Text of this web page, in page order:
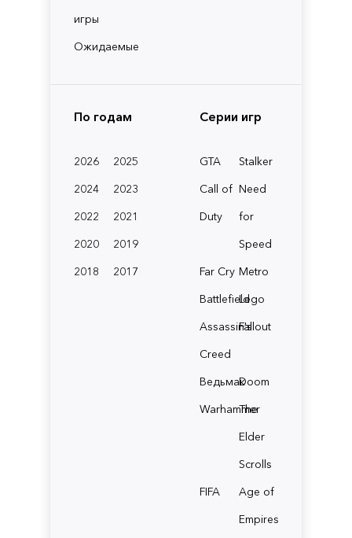
игры
Ожидаемые
По годам
2026
2025
2024
2023
2022
2021
2020
2019
2018
2017
Серии игр
GTA
Stalker
Call of
Duty
Need
for
Speed
Far Cry Metro
BattlefieldLego
Assassin's
Creed
Fallout
ВедьмакDoom
Warhammer
The
Elder
Scrolls
FIFA
Age of
Empires